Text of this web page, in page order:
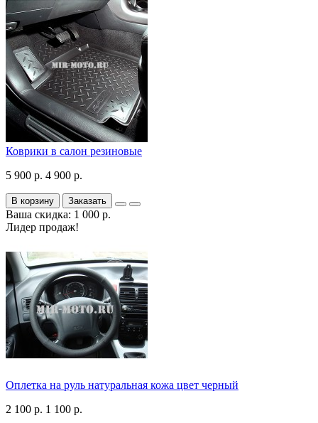
Коврики в салон резиновые
5 900 р. 4 900 р.
В корзину Заказать
Ваша скидка: 1 000 р.
Лидер продаж!
Оплетка на руль натуральная кожа цвет черный
2 100 р. 1 100 р.